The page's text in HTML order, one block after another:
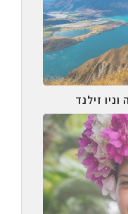
זילנד